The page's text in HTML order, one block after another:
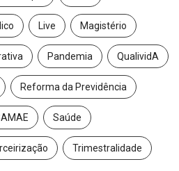
Live Magistério
Pandemia QualividA
Reforma da Previdência
Saúde
Trimestralidade